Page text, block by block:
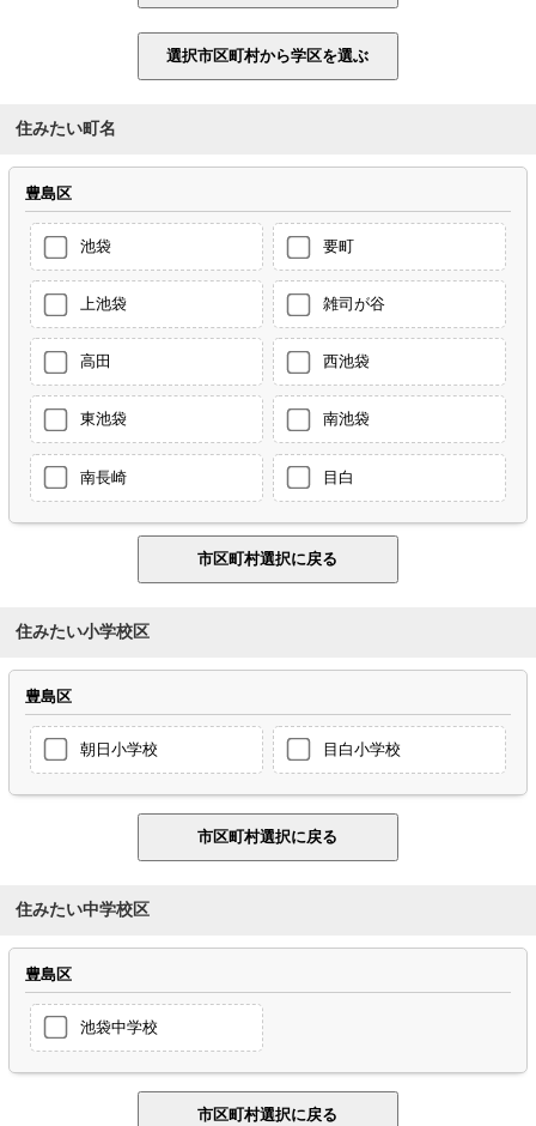
住みたい町名
豊島区
池袋 要町
上池袋 雑司が谷
高田 西池袋
東池袋 南池袋
南長崎 目白
住みたい小学校区
豊島区
朝日小学校 目白小学校
住みたい中学校区
豊島区
池袋中学校